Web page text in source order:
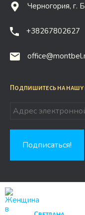
Черногория, г.
+38267802627
Подпишитесь на нашу